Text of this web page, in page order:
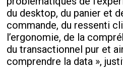
du desktop, du panier et
commande, du ressenti
l’ergonomie, de la
du transactionnel pur et
comprendre la data »,